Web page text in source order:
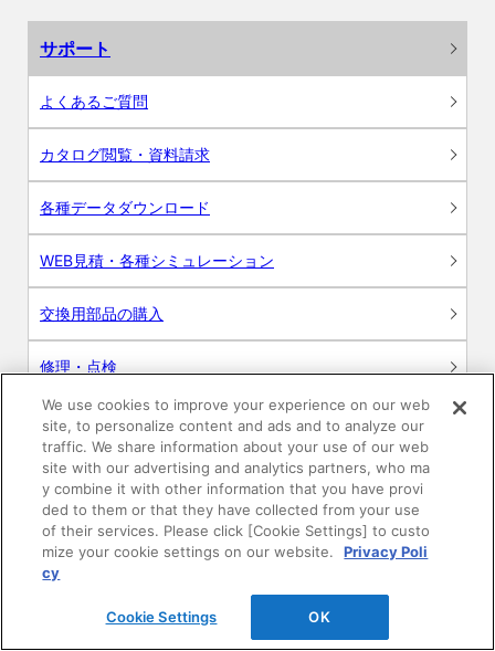
サポート
よくあるご質問
カタログ閲覧・資料請求
各種データダウンロード
WEB見積・各種シミュレーション
交換用部品の購入
修理・点検
お問い合わせ
ログイン
建築・設計関係者様向けサイト
ユーザー登録サービス
WEB見積システム
We use cookies to improve your experience on our web
site, to personalize content and ads and to analyze our
traffic. We share information about your use of our web
site with our advertising and analytics partners, who ma
y combine it with other information that you have provi
ded to them or that they have collected from your use
of their services. Please click [Cookie Settings] to custo
mize your cookie settings on our website.
Privacy Poli
cy
Cookie Settings OK